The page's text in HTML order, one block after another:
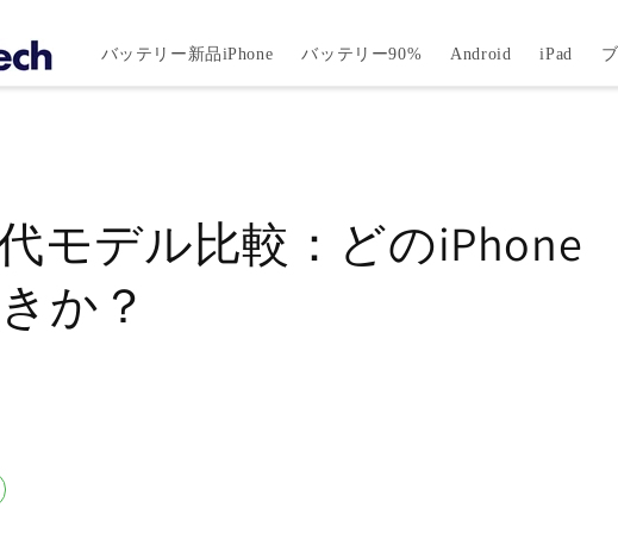
バッテリー新品iPhone バッテリー90% Android iPad
モデル比較：どのiPhone
か？